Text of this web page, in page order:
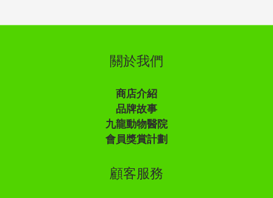
關於我們
商店介紹
品牌故事
九龍動物醫院
會員獎賞計劃
顧客服務